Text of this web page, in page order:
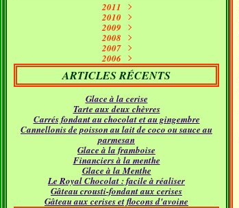
2011
Septembre
Juin (10)
Mai
(7)
Avril (7)
Mars (5)
Février(11)
Janvier(5)
2010
Janvier
2009
Décembre
Novembre
Octobre
Septembre(9)
Août(5)
Juillet(9)
Juin (12)
Mai(17)
Avril(14)
Mars(21)
Février(12)
Janvier(16)
2008
Décembre
Novembre
Octobre(16)
Septembre(18)
Août(4)
Juillet(11)
Juin(12)
Mai(16)
Avril(14)
Mars(15)
Février(11)
Janvier(21)
2007
Décembre
Novembre(26)
Octobre(24)
Septembre(31)
Août (21)
Juillet(18)
Juin(22)
Mai(24)
Avril(24)
Mars(30)
Février(23)
Janvier(18)
2006
Décembre(21)
Novembre(23)
Octobre(19)
ARTICLES RÉCENTS
Glace à la cerise
Tarte aux deux chèvres
Carrés fondant au chocolat et au gingembre
Cannellonis de poisson au lait de coco ou sauce au
parmesan
Glace à la framboise
Financiers à la menthe
Glace à la Menthe
Le Royal Chocolat : facile à réaliser
Gâteau crousti-fondant aux cerises
Gâteau aux cerises et flocons d'avoine